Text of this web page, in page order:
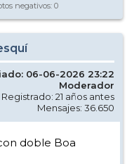
negativos: 0
06-06-2026 23:22
Moderador
Registrado: 21 años antes
Mensajes: 36.650
doble Boa